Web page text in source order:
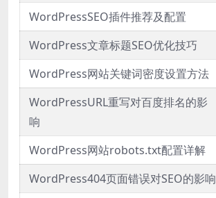
WordPressSEO插件推荐及配置
WordPress文章标题SEO优化技巧
WordPress网站关键词密度设置方法
WordPressURL重写对百度排名的影
响
WordPress网站robots.txt配置详解
WordPress404页面错误对SEO的影响